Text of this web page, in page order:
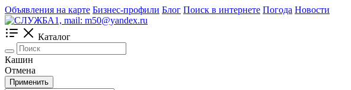
Объявления на карте Бизнес-профили Блог Поиск в интернете Погода Новости
Каталог
Кашин
Отмена
Применить